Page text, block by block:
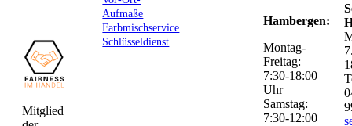
Mitglied
Aufmaße
Farbmischservice
Schlüsseldienst
Hambergen:
Montag-
Freitag:
7:30-18:00
Uhr
Samstag:
7:30-12:00